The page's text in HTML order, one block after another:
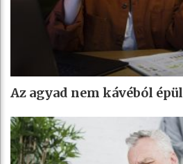
Az agyad nem kávéból épül